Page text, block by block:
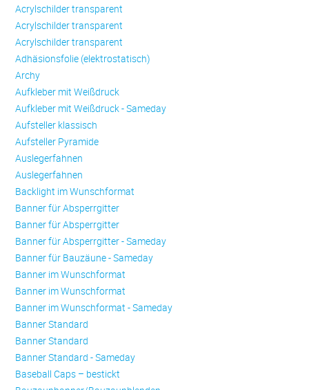
Acrylschilder transparent
Acrylschilder transparent
Acrylschilder transparent
Adhäsionsfolie (elektrostatisch)
Archy
Aufkleber mit Weißdruck
Aufkleber mit Weißdruck - Sameday
Aufsteller klassisch
Aufsteller Pyramide
Auslegerfahnen
Auslegerfahnen
Backlight im Wunschformat
Banner für Absperrgitter
Banner für Absperrgitter
Banner für Absperrgitter - Sameday
Banner für Bauzäune - Sameday
Banner im Wunschformat
Banner im Wunschformat
Banner im Wunschformat - Sameday
Banner Standard
Banner Standard
Banner Standard - Sameday
Baseball Caps – bestickt